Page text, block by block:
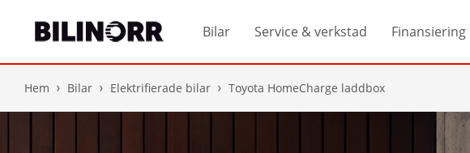
Bilar Service & verkstad Finansiering
Hem Bilar Elektrifierade bilar Toyota HomeCharge laddbox